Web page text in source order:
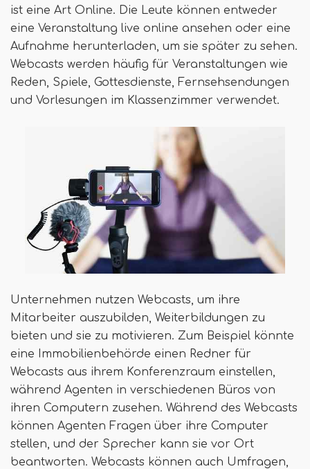
ist eine Art Online. Die Leute können entweder
eine Veranstaltung live online ansehen oder eine
Aufnahme herunterladen, um sie später zu sehen.
Webcasts werden häufig für Veranstaltungen wie
Reden, Spiele, Gottesdienste, Fernsehsendungen
und Vorlesungen im Klassenzimmer verwendet.
Unternehmen nutzen Webcasts, um ihre
Mitarbeiter auszubilden, Weiterbildungen zu
bieten und sie zu motivieren. Zum Beispiel könnte
eine Immobilienbehörde einen Redner für
Webcasts aus ihrem Konferenzraum einstellen,
während Agenten in verschiedenen Büros von
ihren Computern zusehen. Während des Webcasts
können Agenten Fragen über ihre Computer
stellen, und der Sprecher kann sie vor Ort
beantworten. Webcasts können auch Umfragen,